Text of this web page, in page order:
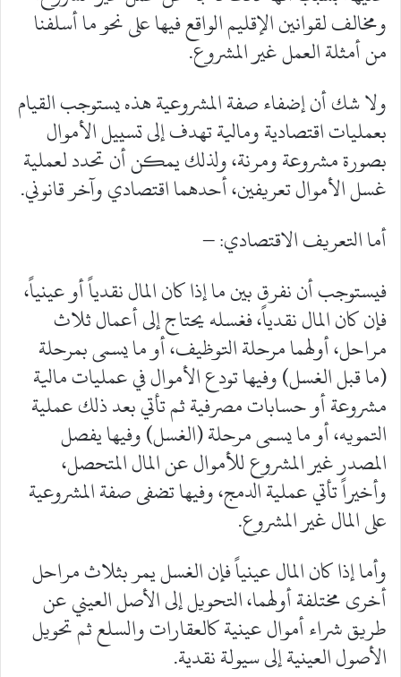
ومخالف لقوانين الإقليم الواقع فيها على نحو ما أسلفنا
من أمثلة العمل غير المشروع.
ولا شك أن إضفاء صفة المشروعية هذه يستوجب القيام
بعمليات اقتصادية ومالية تهدف إلى تسييل الأموال
بصورة مشروعة ومرنة، ولذلك يمكن أن تحدد لعملية
غسل الأموال تعريفين، أحدهما اقتصادي وآخر قانوني.
أما التعريف الاقتصادي: –
فيستوجب أن نفرق بين ما إذا كان المال نقدياً أو عينياً،
فإن كان المال نقدياً، فغسله يحتاج إلى أعمال ثلاث
مراحل، أولهما مرحلة التوظيف، أو ما يسمى بمرحلة
(ما قبل الغسل) وفيها تودع الأموال في عمليات مالية
مشروعة أو حسابات مصرفية ثم تأتي بعد ذلك عملية
التمويه، أو ما يسمى مرحلة (الغسل) وفيها يفصل
المصدر غير المشروع للأموال عن المال المتحصل،
وأخيراً تأتي عملية الدمج، وفيها تضفى صفة المشروعية
على المال غير المشروع.
وأما إذا كان المال عينياً فإن الغسل يمر بثلاث مراحل
أخرى مختلفة أولهما، التحويل إلى الأصل العيني عن
طريق شراء أموال عينية كالعقارات والسلع ثم تحويل
الأصول العينية إلى سيولة نقدية.